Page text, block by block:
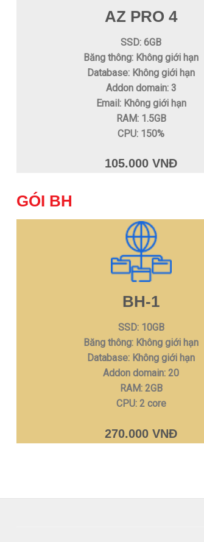
AZ PRO 4
SSD: 6GB
Băng thông: Không giới hạn
Database: Không giới hạn
Addon domain: 3
Email: Không giới hạn
RAM: 1.5GB
CPU: 150%
105.000 VNĐ
GÓI BH
BH-1
SSD: 10GB
Băng thông: Không giới hạn
Database: Không giới hạn
Addon domain: 20
RAM: 2GB
CPU: 2 core
270.000 VNĐ